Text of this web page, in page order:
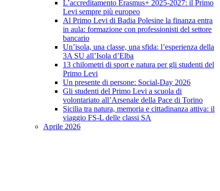
L’accreditamento Erasmus+ 2025-2027: il Primo
Levi sempre più europeo
Al Primo Levi di Badia Polesine la finanza entra
in aula: formazione con professionisti del settore
bancario
Un’isola, una classe, una sfida: l’esperienza della
3A SU all’Isola d’Elba
13 chilometri di sport e natura per gli studenti del
Primo Levi
Un presente di persone: Social-Day 2026
Gli studenti del Primo Levi a scuola di
volontariato all’Arsenale della Pace di Torino
Sicilia tra natura, memoria e cittadinanza attiva: il
viaggio FS-L delle classi SA
Aprile 2026